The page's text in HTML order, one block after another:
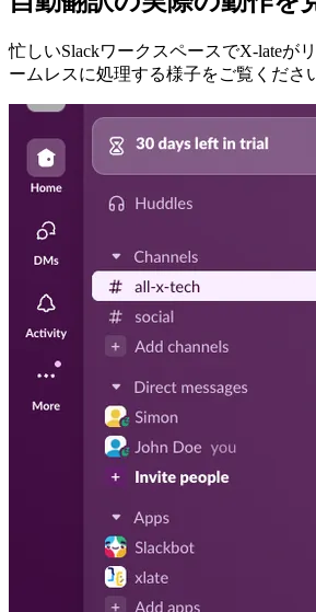
忙しいSlackワークスペースでX-lateが
ームレスに処理する様子をご覧くださ